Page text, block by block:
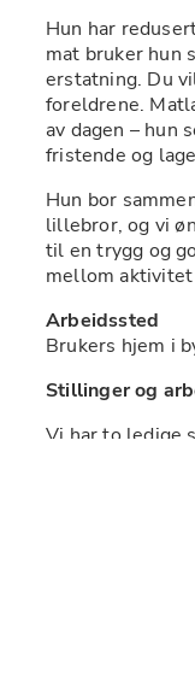
Hun har
mat bruker hun
erstatning. Du
foreldrene.
av dagen – hun
fristende og
Hun bor
lillebror, og vi
til en trygg og
mellom
Arbeidssted
Brukers hjem i
Stillinger og
Vi har to ledige